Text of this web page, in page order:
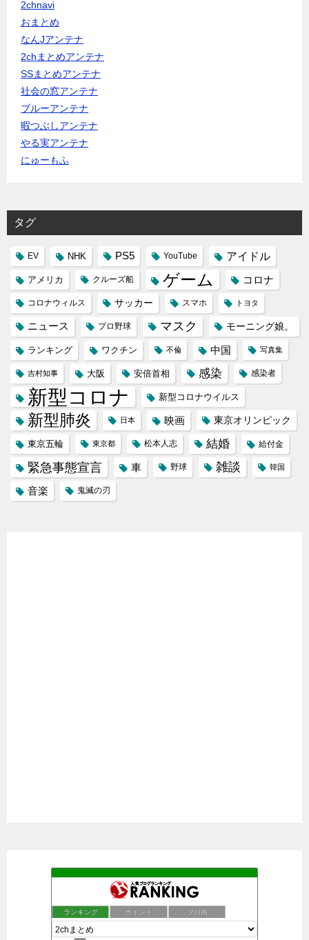
2chnavi
おまとめ
なんJアンテナ
2chまとめアンテナ
SSまとめアンテナ
社会の窓アンテナ
ブルーアンテナ
暇つぶしアンテナ
やる実アンテナ
にゅーもふ
タグ
EV NHK PS5 YouTube アイドル
アメリカ クルーズ船 ゲーム コロナ
コロナウィルス サッカー スマホ トヨタ
ニュース プロ野球 マスク モーニング娘。
ランキング ワクチン 不倫 中国 写真集
吉村知事 大阪 安倍首相 感染 感染者
新型コロナ 新型コロナウイルス
新型肺炎 日本 映画 東京オリンピック
東京五輪 東京都 松本人志 結婚 給付金
緊急事態宣言 車 野球 雑談 韓国
音楽 鬼滅の刃
ランキング ポイント ブロ画
ひよこ缶詰
759位 流星VIP
760位 あなたもブログを読んでアフィリエイトで稼ぎませんかせんか